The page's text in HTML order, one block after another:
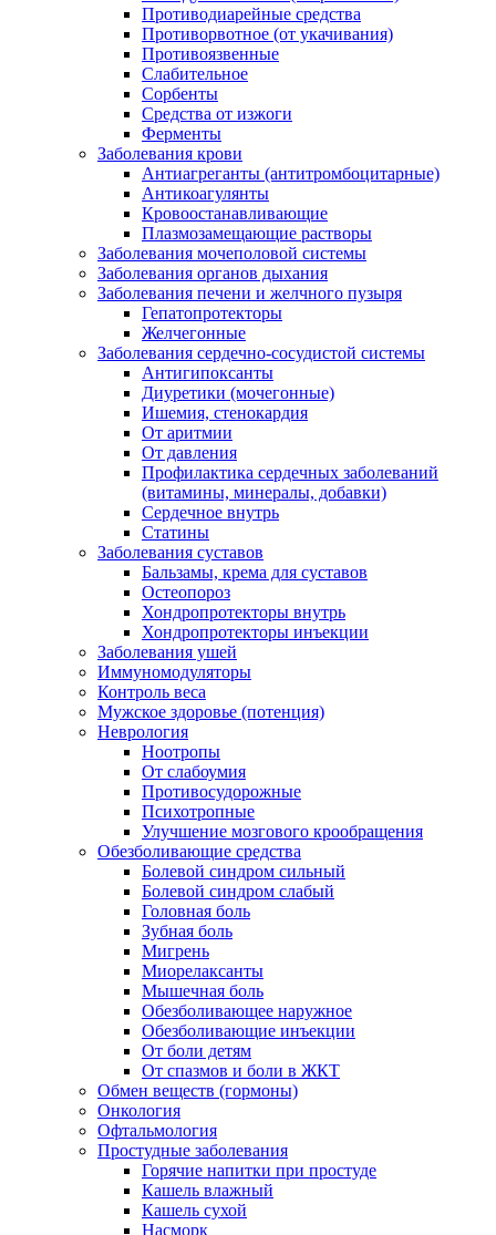
Противодиарейные средства
Противорвотное (от укачивания)
Противоязвенные
Слабительное
Сорбенты
Средства от изжоги
Ферменты
Заболевания крови
Антиагреганты (антитромбоцитарные)
Антикоагулянты
Кровоостанавливающие
Плазмозамещающие растворы
Заболевания мочеполовой системы
Заболевания органов дыхания
Заболевания печени и желчного пузыря
Гепатопротекторы
Желчегонные
Заболевания сердечно-сосудистой системы
Антигипоксанты
Диуретики (мочегонные)
Ишемия, стенокардия
От аритмии
От давления
Профилактика сердечных заболеваний
(витамины, минералы, добавки)
Сердечное внутрь
Статины
Заболевания суставов
Бальзамы, крема для суставов
Остеопороз
Хондропротекторы внутрь
Хондропротекторы инъекции
Заболевания ушей
Иммуномодуляторы
Контроль веса
Мужское здоровье (потенция)
Неврология
Ноотропы
От слабоумия
Противосудорожные
Психотропные
Улучшение мозгового крообращения
Обезболивающие средства
Болевой синдром сильный
Болевой синдром слабый
Головная боль
Зубная боль
Мигрень
Миорелаксанты
Мышечная боль
Обезболивающее наружное
Обезболивающие инъекции
От боли детям
От спазмов и боли в ЖКТ
Обмен веществ (гормоны)
Онкология
Офтальмология
Простудные заболевания
Горячие напитки при простуде
Кашель влажный
Кашель сухой
Насморк